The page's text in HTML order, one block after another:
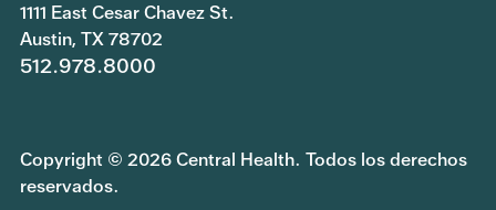
1111 East Cesar Chavez St.
Austin, TX 78702
512.978.8000
Copyright © 2026 Central Health. Todos los derechos
reservados.